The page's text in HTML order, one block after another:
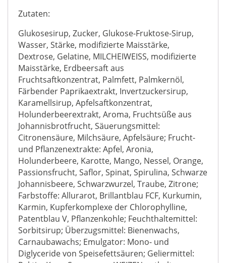
Zutaten:
Glukosesirup, Zucker, Glukose-Fruktose-Sirup,
Wasser, Stärke, modifizierte Maisstärke,
Dextrose, Gelatine, MILCHEIWEISS, modifizierte
Maisstärke, Erdbeersaft aus
Fruchtsaftkonzentrat, Palmfett, Palmkernöl,
Färbender Paprikaextrakt, Invertzuckersirup,
Karamellsirup, Apfelsaftkonzentrat,
Holunderbeerextrakt, Aroma, Fruchtsüße aus
Johannisbrotfrucht, Säuerungsmittel:
Citronensäure, Milchsäure, Apfelsäure; Frucht-
und Pflanzenextrakte: Apfel, Aronia,
Holunderbeere, Karotte, Mango, Nessel, Orange,
Passionsfrucht, Saflor, Spinat, Spirulina, Schwarze
Johannisbeere, Schwarzwurzel, Traube, Zitrone;
Farbstoffe: Allurarot, Brillantblau FCF, Kurkumin,
Karmin, Kupferkomplexe der Chlorophylline,
Patentblau V, Pflanzenkohle; Feuchthaltemittel:
Sorbitsirup; Überzugsmittel: Bienenwachs,
Carnaubawachs; Emulgator: Mono- und
Diglyceride von Speisefettsäuren; Geliermittel: